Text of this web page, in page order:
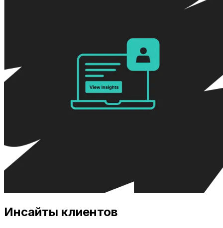
Инсайты клиентов